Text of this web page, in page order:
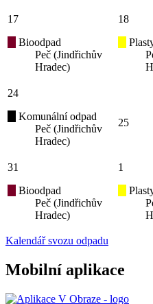
17
Bioodpad
Peč (Jindřichův
Hradec)
18
24
Komunální odpad
Peč (Jindřichův
Hradec)
25
31
Bioodpad
Peč (Jindřichův
Hradec)
1
Kalendář svozu odpadu
Mobilní aplikace